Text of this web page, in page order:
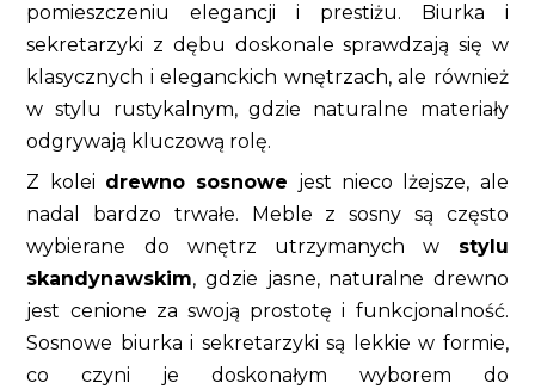
pomieszczeniu elegancji i prestiżu. Biurka i
sekretarzyki z dębu doskonale sprawdzają się w
klasycznych i eleganckich wnętrzach, ale również
w stylu rustykalnym, gdzie naturalne materiały
odgrywają kluczową rolę.
Z kolei drewno sosnowe jest nieco lżejsze, ale
nadal bardzo trwałe. Meble z sosny są często
wybierane do wnętrz utrzymanych w stylu
skandynawskim, gdzie jasne, naturalne drewno
jest cenione za swoją prostotę i funkcjonalność.
Sosnowe biurka i sekretarzyki są lekkie w formie,
co czyni je doskonałym wyborem do